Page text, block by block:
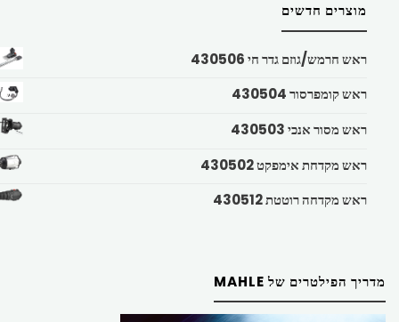
מוצרים חדשים
ראש חרמש/גוזם גדר חי 430506
ראש קומפרסור 430504
ראש מסור אנכי 430503
ראש מקדחת אימפקט 430502
ראש מקדחה רוטטת 430512
מדריך הפילטרים של MAHLE